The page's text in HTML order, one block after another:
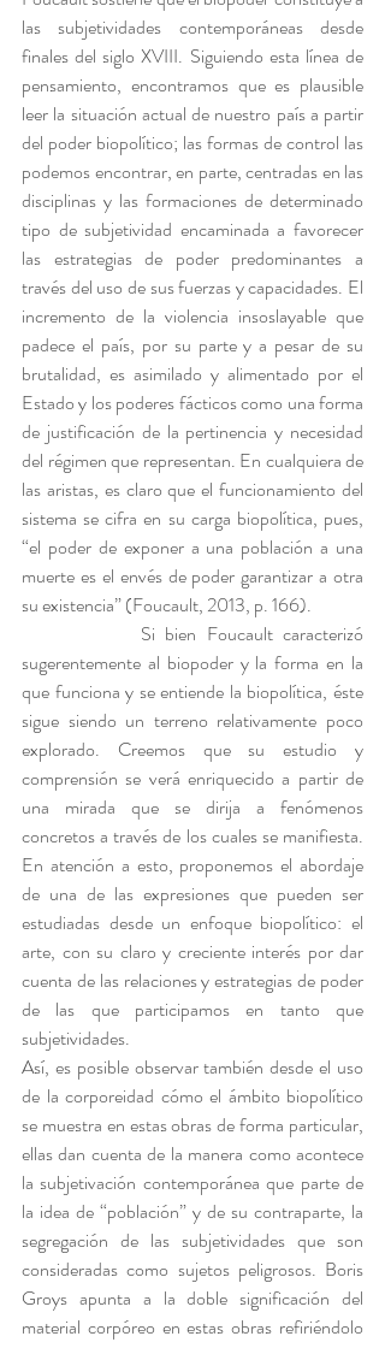
las subjetividades contemporáneas desde
finales del siglo XVIII. Siguiendo esta línea de
pensamiento, encontramos que es plausible
leer la situación actual de nuestro país a partir
del poder biopolítico; las formas de control las
podemos encontrar, en parte, centradas en las
disciplinas y las formaciones de determinado
tipo de subjetividad encaminada a favorecer
las estrategias de poder predominantes a
través del uso de sus fuerzas y capacidades. El
incremento de la violencia insoslayable que
padece el país, por su parte y a pesar de su
brutalidad, es asimilado y alimentado por el
Estado y los poderes fácticos como una forma
de justificación de la pertinencia y necesidad
del régimen que representan. En cualquiera de
las aristas, es claro que el funcionamiento del
sistema se cifra en su carga biopolítica, pues,
“el poder de exponer a una población a una
muerte es el envés de poder garantizar a otra
su existencia” (Foucault, 2013, p. 166).
Si bien Foucault caracterizó
sugerentemente al biopoder y la forma en la
que funciona y se entiende la biopolítica, éste
sigue siendo un terreno relativamente poco
explorado. Creemos que su estudio y
comprensión se verá enriquecido a partir de
una mirada que se dirija a fenómenos
concretos a través de los cuales se manifiesta.
En atención a esto, proponemos el abordaje
de una de las expresiones que pueden ser
estudiadas desde un enfoque biopolítico: el
arte, con su claro y creciente interés por dar
cuenta de las relaciones y estrategias de poder
de las que participamos en tanto que
subjetividades.
Así, es posible observar también desde el uso
de la corporeidad cómo el ámbito biopolítico
se muestra en estas obras de forma particular,
ellas dan cuenta de la manera como acontece
la subjetivación contemporánea que parte de
la idea de “población” y de su contraparte, la
segregación de las subjetividades que son
consideradas como sujetos peligrosos. Boris
Groys apunta a la doble significación del
material corpóreo en estas obras refiriéndolo